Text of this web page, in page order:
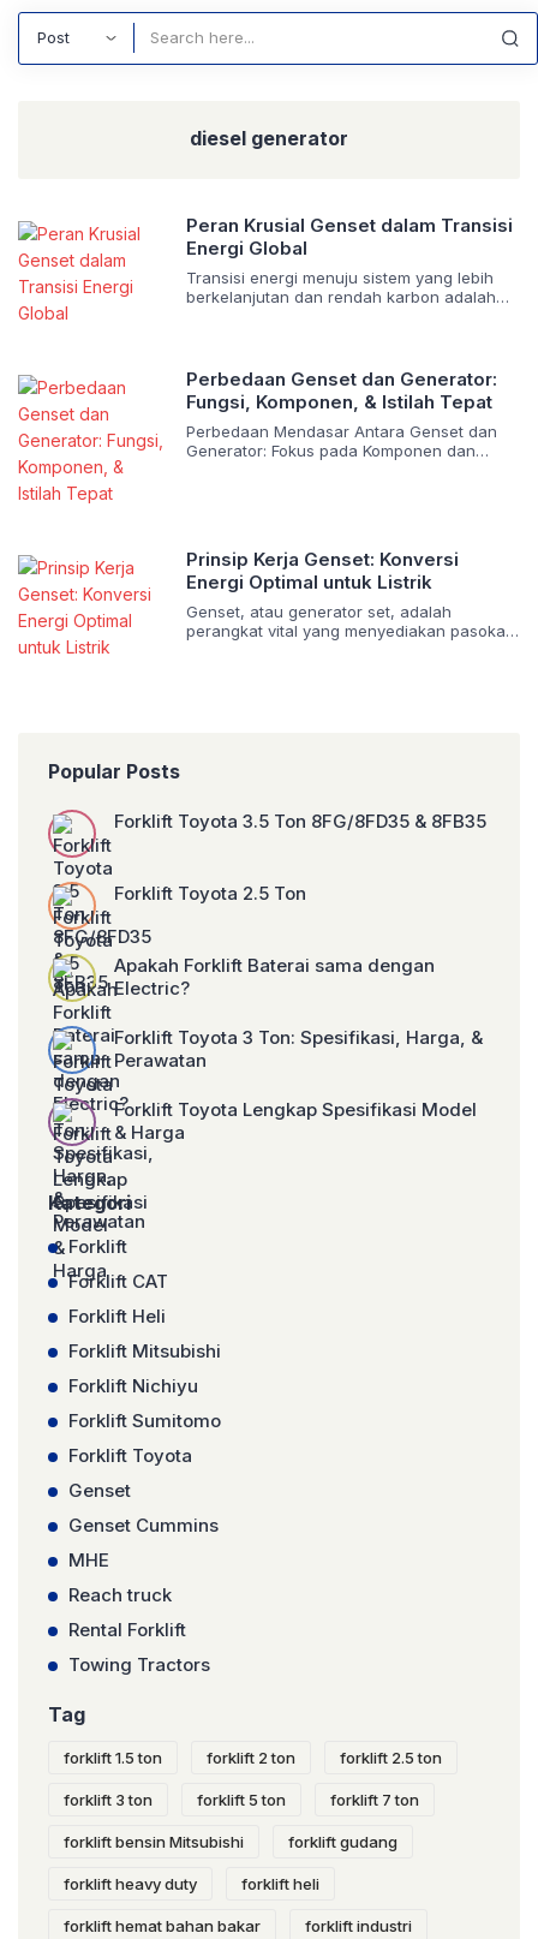
diesel generator
Peran Krusial Genset dalam Transisi
Energi Global
Transisi energi menuju sistem yang lebih
berkelanjutan dan rendah karbon adalah
sebagai teknologi lama yang bertentangan
dengan tujuan energi bersih. Namun, pada
kenyataannya, genset memainkan peran
yang sangat penting dan tak tergantikan
dalam mendukung kelancaran dan
Perbedaan Genset dan Generator:
Fungsi, Komponen, & Istilah Tepat
Perbedaan Mendasar Antara Genset dan
Generator: Fokus pada Komponen dan
non-teknis. Padahal, kedua istilah ini
merujuk pada entitas yang berbeda, baik
dari segi komponen, fungsi, maupun
konteks penggunaannya. Memahami
perbedaan mendasar ini […]
Prinsip Kerja Genset: Konversi
Energi Optimal untuk Listrik
Genset, atau generator set, adalah
perangkat vital yang menyediakan pasokan
Popular Posts
Forklift Toyota 3.5 Ton 8FG/8FD35 & 8FB35
Forklift Toyota 2.5 Ton
Apakah Forklift Baterai sama dengan
Electric?
Forklift Toyota 3 Ton: Spesifikasi, Harga, &
Perawatan
Forklift Toyota Lengkap Spesifikasi Model
& Harga
Kategori
Forklift
Forklift CAT
Forklift Heli
Forklift Mitsubishi
Forklift Nichiyu
Forklift Sumitomo
Forklift Toyota
Genset
Genset Cummins
MHE
Reach truck
Rental Forklift
Towing Tractors
Tag
forklift 1.5 ton forklift 2 ton forklift 2.5 ton
forklift 3 ton forklift 5 ton forklift 7 ton
forklift bensin Mitsubishi forklift gudang
forklift heavy duty forklift heli
forklift hemat bahan bakar forklift industri